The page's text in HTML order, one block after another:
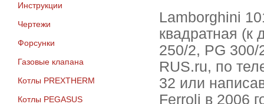
Инструкции
Чертежи
Форсунки
Газовые клапана
Котлы PREXTHERM
Котлы PEGASUS
Lamborghini
квадратная (к
250/2, PG 300/
RUS.ru, по
32 или
Ferroli в 2006